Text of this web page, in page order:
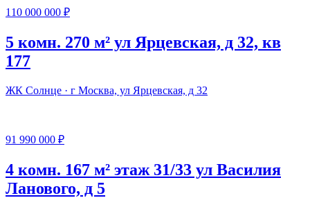
110 000 000 ₽
5 комн. 270 м² ул Ярцевская, д 32, кв
177
ЖК Солнце · г Москва, ул Ярцевская, д 32
91 990 000 ₽
4 комн. 167 м² этаж 31/33 ул Василия
Ланового, д 5